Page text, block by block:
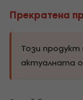
Прекратена
Този
актуалната